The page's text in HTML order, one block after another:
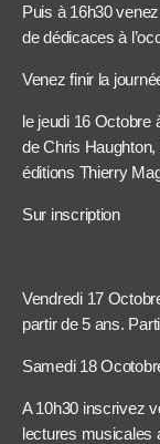
Puis à 16h30
de dédicaces à
Venez finir la
le jeudi 16 Octobre
de Chris
éditions Thierry
Sur inscription
Vendredi 17
partir de 5 ans.
Samedi 18
A 10h30 inscrivez
lectures musicales